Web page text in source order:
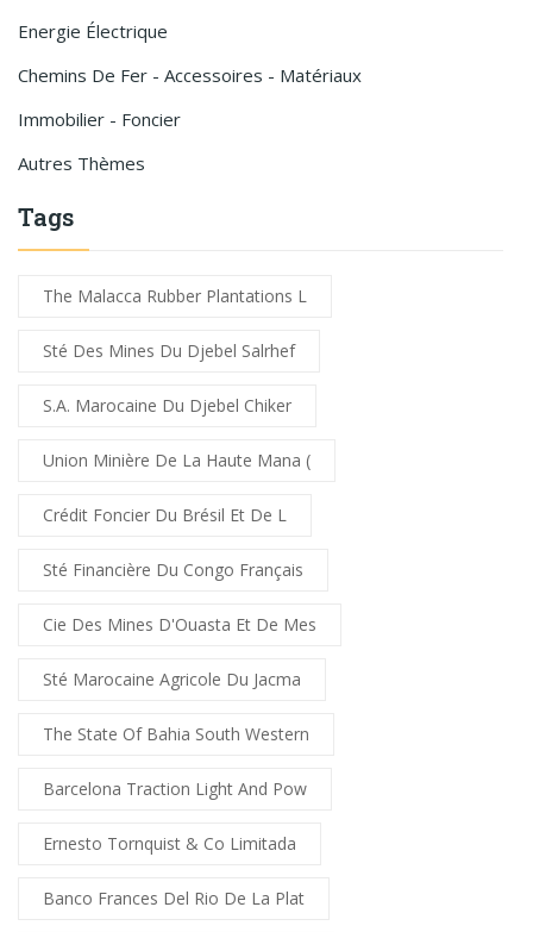
Energie Électrique
Chemins De Fer - Accessoires - Matériaux
Immobilier - Foncier
Autres Thèmes
Tags
The Malacca Rubber Plantations L
Sté Des Mines Du Djebel Salrhef
S.A. Marocaine Du Djebel Chiker
Union Minière De La Haute Mana (
Crédit Foncier Du Brésil Et De L
Sté Financière Du Congo Français
Cie Des Mines D'Ouasta Et De Mes
Sté Marocaine Agricole Du Jacma
The State Of Bahia South Western
Barcelona Traction Light And Pow
Ernesto Tornquist & Co Limitada
Banco Frances Del Rio De La Plat